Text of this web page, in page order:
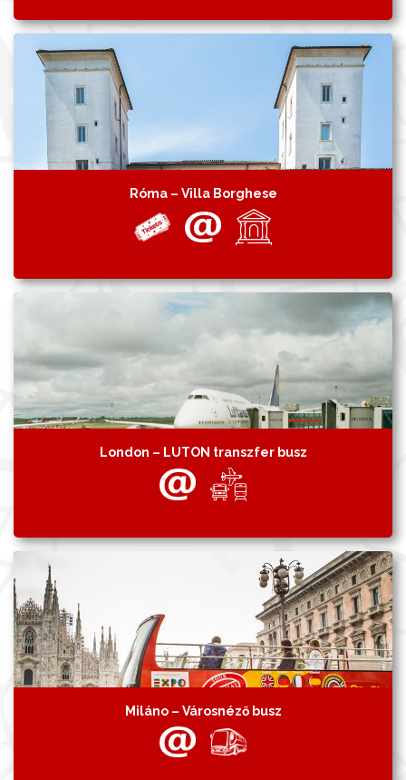
Róma – Villa Borghese
London – LUTON transzfer busz
Miláno – Városnéző busz